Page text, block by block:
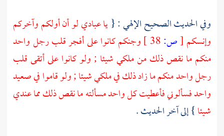
وفي الحديث الصحيح الإلهي : {يا عبادي لو أن أولكم وآخركم
وإنسكم [ص:
وجنكم كانوا على أفجر قلب رجل واحد
منكم ما نقص ذلك من ملكي شيئا ; ولو كانوا على أتقى قلب
رجل واحد منكم ما زاد ذلك في ملكي شيئا ; ولو قاموا في صعيد
واحد فسألوني فأعطيت كل واحد مسألته ما نقص ذلك مما عندي
شيئا} إلى آخر الحديث .